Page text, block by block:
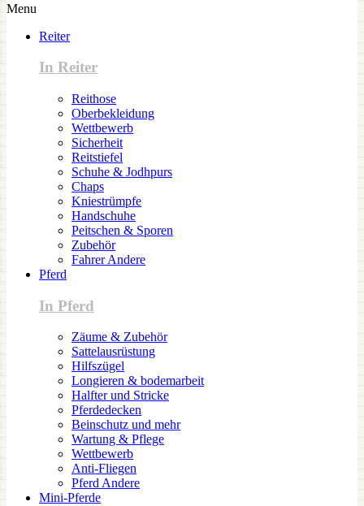
Menu
Reiter
In Reiter
Reithose
Oberbekleidung
Wettbewerb
Sicherheit
Reitstiefel
Schuhe & Jodhpurs
Chaps
Kniestrümpfe
Handschuhe
Peitschen & Sporen
Zubehör
Fahrer Andere
Pferd
In Pferd
Zäume & Zubehör
Sattelausrüstung
Hilfszügel
Longieren & bodemarbeit
Halfter und Stricke
Pferdedecken
Beinschutz und mehr
Wartung & Pflege
Wettbewerb
Anti-Fliegen
Pferd Andere
Mini-Pferde